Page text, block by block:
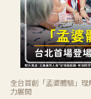
全台首創「孟婆體驗」
力展開